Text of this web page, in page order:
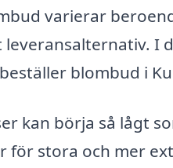
varierar
I
blombud i
kan börja så lågt
för stora och mer